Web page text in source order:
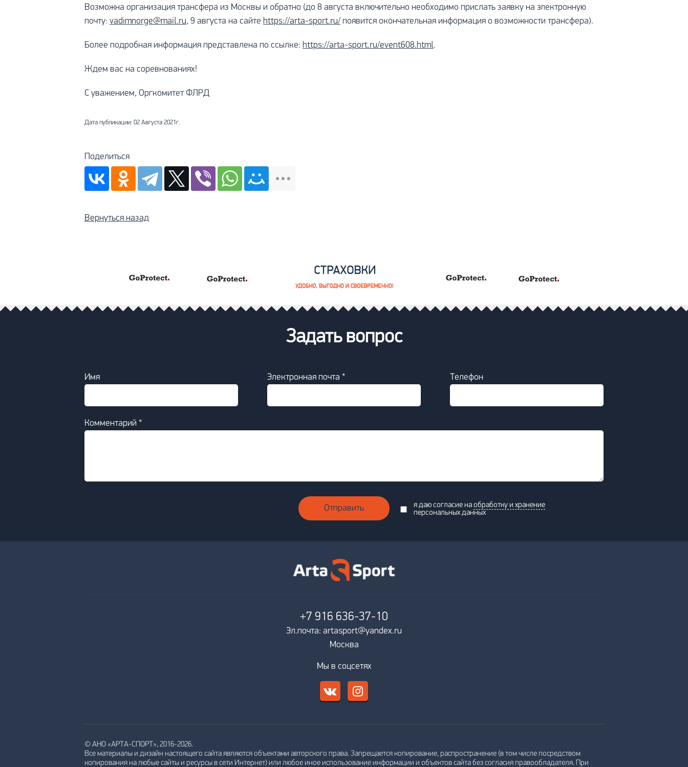
Возможна организация трансфера из Москвы и обратно (до 8 августа включительно необходимо прислать заявку на электронную
почту: vadimnorge@mail.ru, 9 августа на сайте https://arta-sport.ru/ появится окончательная информация о возможности трансфера).
Более подробная информация представлена по ссылке: https://arta-sport.ru/event608.html.
Ждем вас на соревнованиях!
С уважением, Оргкомитет ФЛРД
Дата публикации: 02 Августа 2021г.
Поделиться
Вернуться назад
Задать вопрос
Имя Электронная почта * Телефон
Комментарий *
я даю согласие наобработку и хранение
персональных данных
Отправить
+7 916 636-37-10
Эл.почта: artasport@yandex.ru
Москва
Мы в соцсетях
© АНО «АРТА-СПОРТ», 2016-2026.
Все материалы и дизайн настоящего сайта являются объектами авторского права. Запрещается копирование, распространение (в том числе посредством
копирования на любые сайты и ресурсы в сети Интернет) или любое иное использование информации и объектов сайта без согласия правообладателя. При